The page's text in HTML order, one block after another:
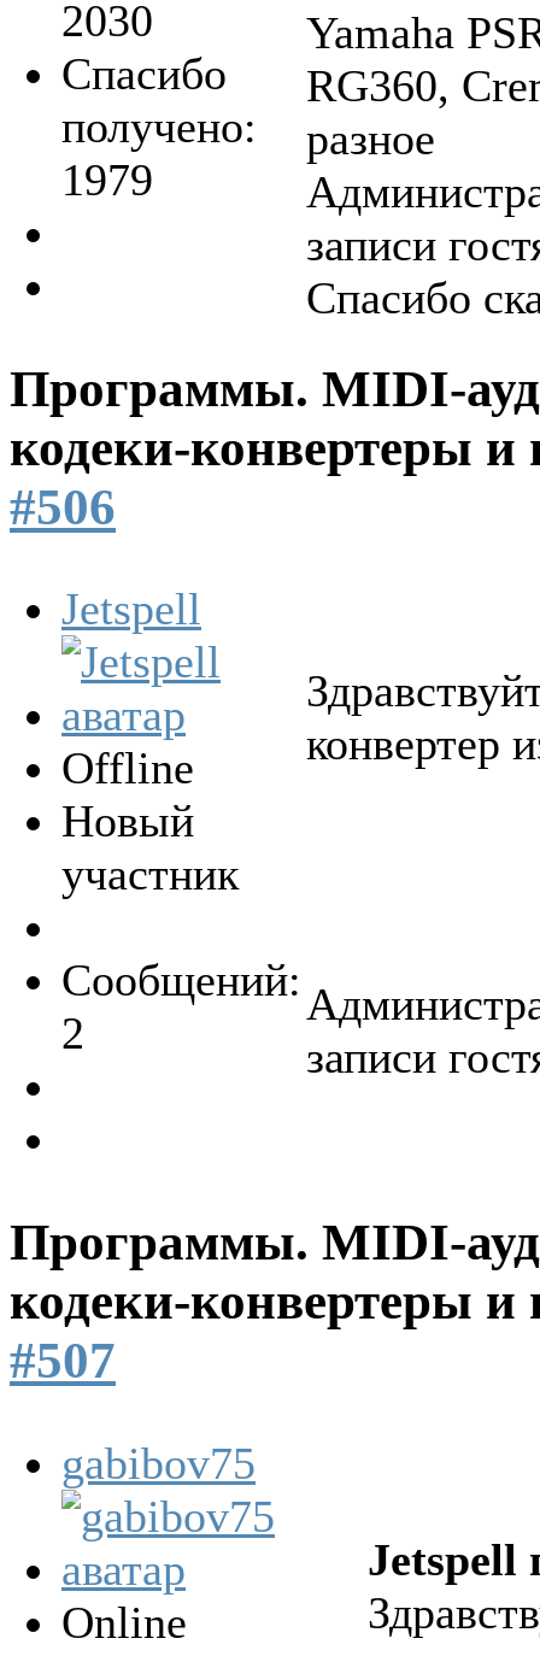
2030
Спасибо
получено:
1979
Yamaha
RG360,
разное
записи
Спасибо
Программы. MIDI-
кодеки-конвертеры
#506
Jetspell
Offline
Новый
участник
Сообщений:
2
конвертер
записи
Программы. MIDI-
кодеки-конвертеры
#507
gabibov75
Online
Jetspell